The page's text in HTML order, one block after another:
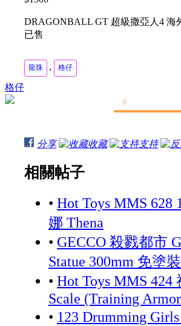
格仔
DRAGONBALL GT 超級撒亞人4 海
已售
龍珠 , 格仔
0
分享 收藏 支持
相關帖子
• Hot Toys MMS 628
娜 Thena
• GECCO 殺戮都市
Statue 300mm 免塗裝
• Hot Toys MMS 424
Scale (Training
• 123 Drumming